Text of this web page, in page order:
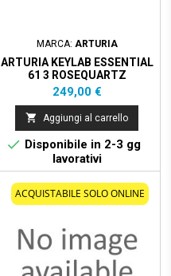
MARCA: ARTURIA
ARTURIA KEYLAB ESSENTIAL
61 3 ROSEQUARTZ
Prezzo
249,00 €
 Aggiungi al carrello
 Disponibile in 2-3 gg
lavorativi
ACQUISTABILE SOLO ONLINE